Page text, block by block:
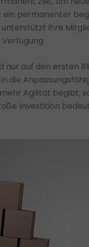
ein permanenter
ihre
nur auf den ersten
die
Agilität begibt,
Investition